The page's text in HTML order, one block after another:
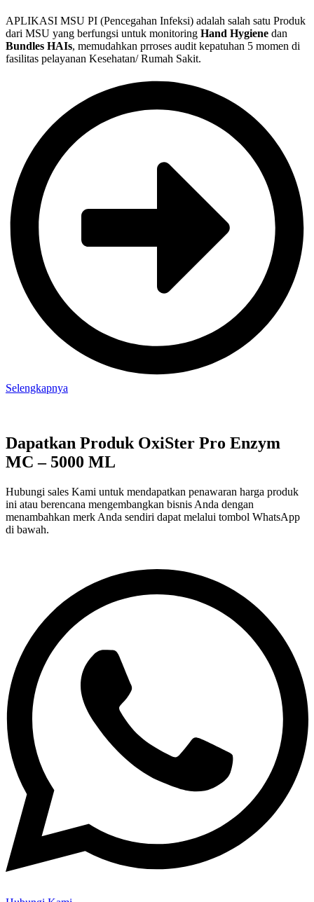
APLIKASI MSU PI (Pencegahan Infeksi) adalah salah satu Produk
dari MSU yang berfungsi untuk monitoring Hand Hygiene dan
Bundles HAIs, memudahkan prroses audit kepatuhan 5 momen di
fasilitas pelayanan Kesehatan/ Rumah Sakit.
Selengkapnya
Dapatkan Produk OxiSter Pro Enzym
MC – 5000 ML
Hubungi sales Kami untuk mendapatkan penawaran harga produk
ini atau berencana mengembangkan bisnis Anda dengan
menambahkan merk Anda sendiri dapat melalui tombol WhatsApp
di bawah.